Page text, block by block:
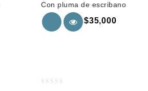
out
of
5
Con pluma de escribano
$35,000